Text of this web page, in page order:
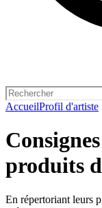
AccueilProfil d'artiste
produits
En répertoriant leurs